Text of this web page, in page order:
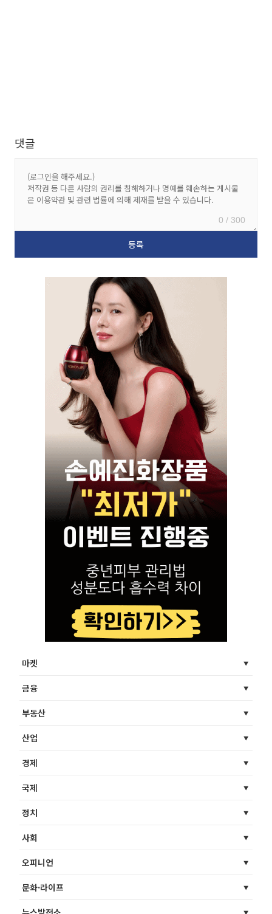
댓글
0 / 300
마켓
금융
부동산
산업
경제
국제
정치
사회
오피니언
문화·라이프